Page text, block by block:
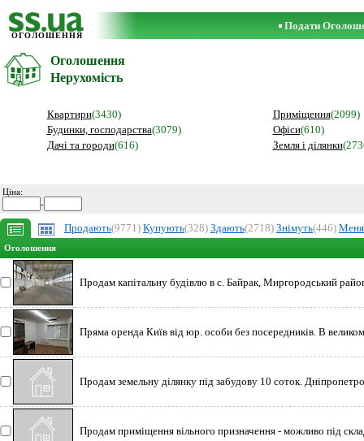
ОГОЛОШЕННЯ
Подати
Оголошення
Нерухомість
Квартири(3430)
Будинки, господарства(3079)
Дачі та городи(616)
Приміщення(2099)
Офіси(610)
Земля і ділянки
Ціна:
-
Продають(9771) Купують(328) Здають(2718) Знімуть(446)
Оголошення
Продам капітальну будівлю в с. Байрак, Миргородський
Пряма оренда Київ від юр. особи без посередників. В
Продам земельну ділянку під забудову 10 соток.
Продам приміщення вільного призначення - можливо під